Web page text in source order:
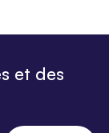
et des